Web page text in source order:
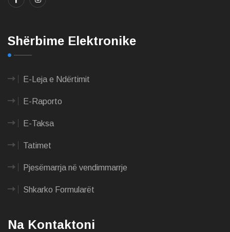
Shërbime Elektronike
E-Leja e Ndërtimit
E-Raporto
E-Taksa
Tatimet
Pjesëmarrja në vendimmarrje
Shkarko Formularët
Na Kontaktoni